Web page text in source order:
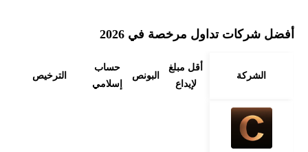
أفضل شركات تداول مرخصة في 2026
الشركة
أقل مبلغ
لإيداع
البونص
حساب
إسلامي
الترخيص